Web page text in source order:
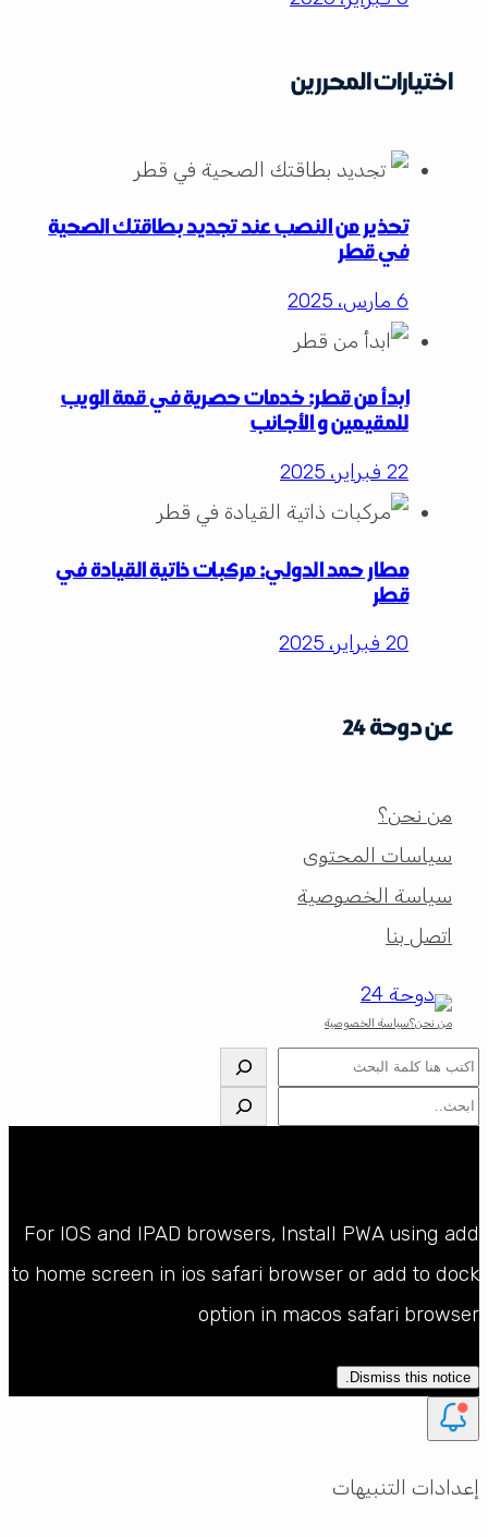
اختيارات المحررين
تحذير من النصب عند تجديد بطاقتك الصحية
في قطر
6 مارس، 2025
ابدأ من قطر: خدمات حصرية في قمة الويب
للمقيمين و الأجانب
22 فبراير، 2025
مطار حمد الدولي: مركبات ذاتية القيادة في
قطر
20 فبراير، 2025
عن دوحة 24
من نحن؟
سياسات المحتوى
سياسة الخصوصية
اتصل بنا
من نحن؟سياسة الخصوصية
البحث
البحث
For IOS and IPAD browsers, Install PWA using add
to home screen in ios safari browser or add to dock
option in macos safari browser
Dismiss this notice.
إعدادات التنبيهات